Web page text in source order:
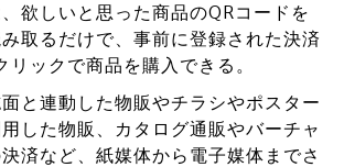
欲しいと思った商品のQRコードを
取るだけで、事前に登録された決済
リックで商品を購入できる。
と連動した物販やチラシやポスター
した物販、カタログ通販やバーチャ
済など、紙媒体から電子媒体までさ